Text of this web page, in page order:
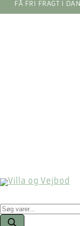
FÅ FRI FRAGT I
Products
search